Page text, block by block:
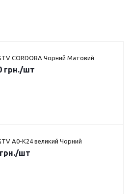
CORDOBA Чорний Матовий
грн./шт
A0-K24 великий Чорний
грн./шт